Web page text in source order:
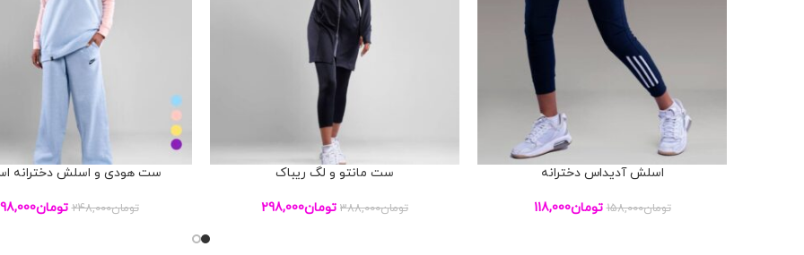
افزودن به سبد خریداسلش آدیداس دخترانه
تومان158,000 تومان118,000
افزودن به سبد خریدست مانتو و لگ ریباک
تومان388,000 تومان298,000
افزودن به سبد خرید
ست هودی و اسلش دخترانه
تومان248,000 تومان